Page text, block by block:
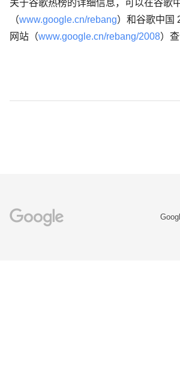
关于谷歌热榜的详细信息，可以在谷歌
（www.google.cn/rebang）和谷歌中国
网站（www.google.cn/rebang/2008）查